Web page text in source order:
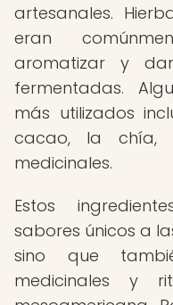
artesanales.
eran
aromatizar y
fermentadas.
más utilizados
cacao, la chía,
medicinales.
Estos
sabores únicos a
sino que
medicinales y